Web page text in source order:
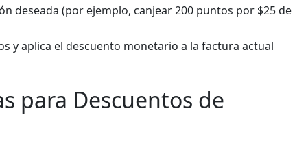
deseada (por ejemplo, canjear 200 puntos por $25 de
y aplica el descuento monetario a la factura actual
para Descuentos de